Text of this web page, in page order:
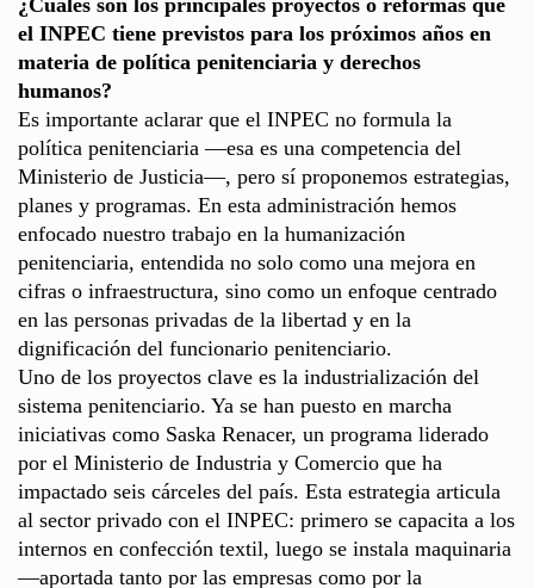
¿Cuáles son los principales proyectos o reformas que
el INPEC tiene previstos para los próximos años en
materia de política penitenciaria y derechos
humanos?
Es importante aclarar que el INPEC no formula la
política penitenciaria —esa es una competencia del
Ministerio de Justicia—, pero sí proponemos estrategias,
planes y programas. En esta administración hemos
enfocado nuestro trabajo en la humanización
penitenciaria, entendida no solo como una mejora en
cifras o infraestructura, sino como un enfoque centrado
en las personas privadas de la libertad y en la
dignificación del funcionario penitenciario.
Uno de los proyectos clave es la industrialización del
sistema penitenciario. Ya se han puesto en marcha
iniciativas como Saska Renacer, un programa liderado
por el Ministerio de Industria y Comercio que ha
impactado seis cárceles del país. Esta estrategia articula
al sector privado con el INPEC: primero se capacita a los
internos en confección textil, luego se instala maquinaria
—aportada tanto por las empresas como por la